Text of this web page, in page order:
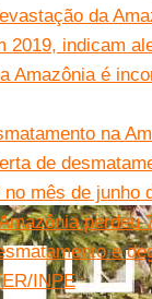
da
2019, indicam
Amazônia é
na
de
mês de junho
perdeu
e
INPE